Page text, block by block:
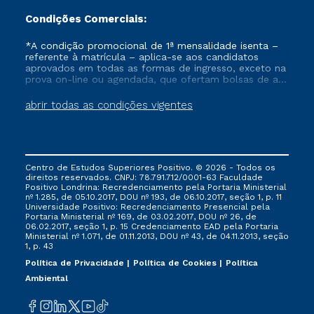
Condições Comerciais:
abrir todas as condições vigentes
*A condição promocional de 1ª mensalidade isenta –
referente à matrícula – aplica-se aos candidatos
aprovados em todas as formas de ingresso, exceto na
prova on-line ou agendada, que ofertam bolsas de até
vigente, que ainda não tenham efetivado e/ou não
tenham cancelado ou trancado sua matrícula em uma
via FIES, Prouni e outros programas governamentais, e
não se acumula com nenhuma outra campanha
ofertada pela Instituição.
Centro de Estudos Superiores Positivo. © 2026 - Todos os
direitos reservados. CNPJ: 78.791.712/0001-63 Faculdade
Positivo Londrina: Recredenciamento pela Portaria Ministerial
nº 1.285, de 05.10.2017, DOU nº 193, de 06.10.2017, seção 1, p. 11
Universidade Positivo: Recredenciamento Presencial ​pela
Portaria Ministerial nº 169, de 03.02.2017, DOU nº 26, de
06.02.2017, seção 1, p. 15 Credenciamento EAD pela Portaria
Ministerial nº 1.071, de 01.11.2013, DOU nº 43, de 04.11.2013, seção
1, p. 43
Política de Privacidade
Política de Cookies
Política
Ambiental